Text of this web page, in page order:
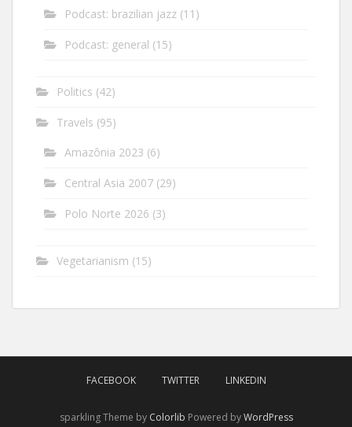
Podcast: brazilian jazz (11)
Podcast: general (15)
Politics (42)
Travels (95)
Amazônia 2023 (6)
Central Asia 2007 (29)
Polo Norte 2026 (3)
Vegetarianism (15)
FACEBOOK TWITTER LINKEDIN
sparkling Theme by Colorlib Powered byWordPress